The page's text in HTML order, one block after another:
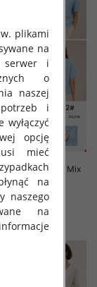
Roz L-3XL, Mix
Paczka 10 szt
zł
plikami
na
serwer i
o
naszej
i
opcję
mieć
na
naszego
na